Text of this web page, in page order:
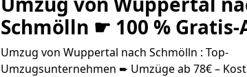
Schmölln ☛ 100 %
Umzug von Wuppertal nach Schmölln : Top-
Umzugsunternehmen ➨ Umzüge ab 78€ –